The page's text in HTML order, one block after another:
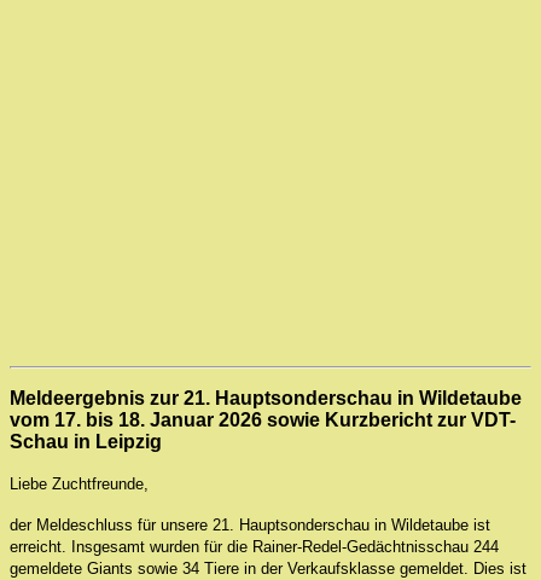
Meldeergebnis zur 21. Hauptsonderschau in Wildetaube
vom 17. bis 18. Januar 2026 sowie Kurzbericht zur VDT-
Schau in Leipzig
Liebe Zuchtfreunde,
der Meldeschluss für unsere 21. Hauptsonderschau in Wildetaube ist
erreicht. Insgesamt wurden für die Rainer-Redel-Gedächtnisschau 244
gemeldete Giants sowie 34 Tiere in der Verkaufsklasse gemeldet. Dies ist